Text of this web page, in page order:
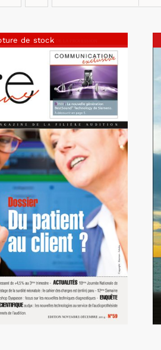
de stock